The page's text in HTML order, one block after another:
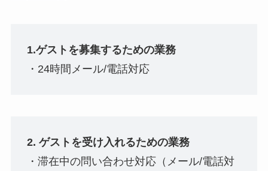
1.ゲストを募集するための業務
・24時間メール/電話対応
2. ゲストを受け入れるための業務
・滞在中の問い合わせ対応（メール/電話対